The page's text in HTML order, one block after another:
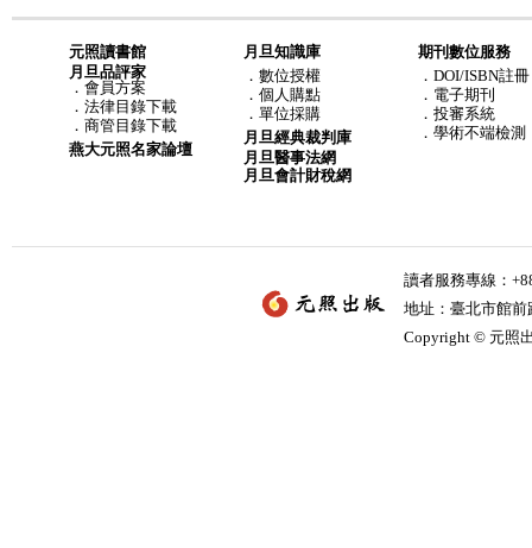
元照讀書館
月旦品評家
． 會員方案
． 法律目錄下載
． 商管目錄下載
燕大元照名家論壇
月旦知識庫
． 數位授權
． 個人購點
． 單位採購
月旦經典裁判庫
月旦醫事法網
月旦會計財稅網
期刊數位服務
．DOI/ISBN註冊
．電子期刊
．投審系統
．學術不端檢測
讀者服務專線：
地址：臺北市館
Copyright © 元照